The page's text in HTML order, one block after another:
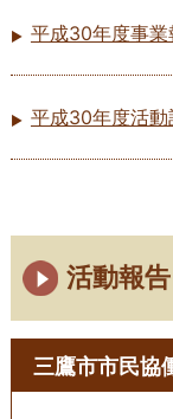
平成30年度事業
平成30年度活動
活動報告
三鷹市市民協